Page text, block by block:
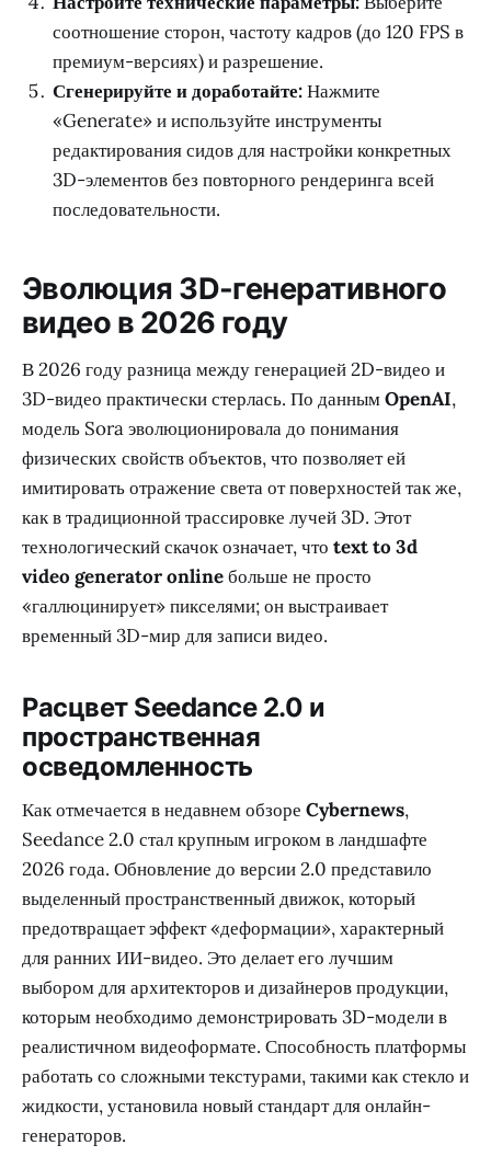
соотношение сторон, частоту кадров (до 120 FPS в
премиум-версиях) и разрешение.
Сгенерируйте и доработайте:Нажмите
«Generate» и используйте инструменты
редактирования сидов для настройки конкретных
3D-элементов без повторного рендеринга всей
последовательности.
Эволюция 3D-генеративного
видео в 2026 году
В 2026 году разница между генерацией 2D-видео и
3D-видео практически стерлась. По даннымOpenAI,
модель Sora эволюционировала до понимания
физических свойств объектов, что позволяет ей
имитировать отражение света от поверхностей так же,
как в традиционной трассировке лучей 3D. Этот
технологический скачок означает, что text to 3d
video generator onlineбольше не просто
«галлюцинирует» пикселями; он выстраивает
временный 3D-мир для записи видео.
Расцвет Seedance 2.0 и
пространственная
осведомленность
Как отмечается в недавнем обзоре Cybernews,
Seedance 2.0 стал крупным игроком в ландшафте
2026 года. Обновление до версии 2.0 представило
выделенный пространственный движок, который
предотвращает эффект «деформации», характерный
для ранних ИИ-видео. Это делает его лучшим
выбором для архитекторов и дизайнеров продукции,
которым необходимо демонстрировать 3D-модели в
реалистичном видеоформате. Способность платформы
работать со сложными текстурами, такими как стекло и
жидкости, установила новый стандарт для онлайн-
генераторов.